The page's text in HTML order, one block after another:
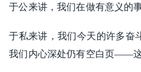
于公来讲，我们在做有意义的事
于私来讲，我们今天的许多奋
我们内心深处仍有空白页——这